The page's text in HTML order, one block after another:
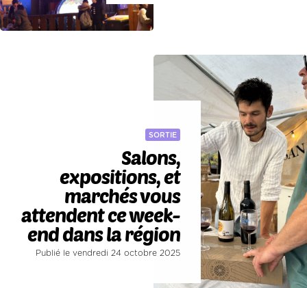
SORTIE
Salons,
expositions, et
marchés vous
attendent ce week-
end dans la région
Publié le vendredi 24 octobre 2025